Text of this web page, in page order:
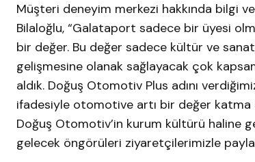
Müşteri deneyim merkezi hakkında bilgi
Bilaloğlu, “Galataport sadece bir üyesi
bir değer. Bu değer sadece kültür ve
gelişmesine olanak sağlayacak çok
aldık. Doğuş Otomotiv Plus adını
ifadesiyle otomotive artı bir değer katma
Doğuş Otomotiv’in kurum kültürü haline
gelecek öngörüleri ziyaretçilerimizle